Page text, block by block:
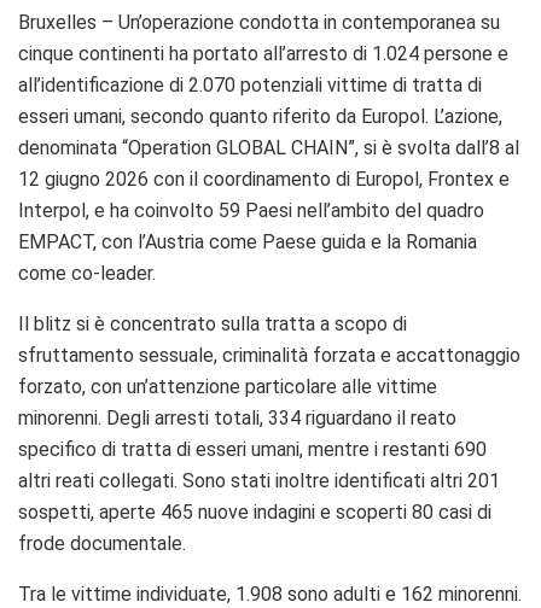
Bruxelles – Un’operazione condotta in contemporanea su
cinque continenti ha portato all’arresto di 1.024 persone e
all’identificazione di 2.070 potenziali vittime di tratta di
esseri umani, secondo quanto riferito da Europol. L’azione,
denominata “Operation GLOBAL CHAIN”, si è svolta dall’8 al
12 giugno 2026 con il coordinamento di Europol, Frontex e
Interpol, e ha coinvolto 59 Paesi nell’ambito del quadro
EMPACT, con l’Austria come Paese guida e la Romania
come co-leader.
Il blitz si è concentrato sulla tratta a scopo di
sfruttamento sessuale, criminalità forzata e accattonaggio
forzato, con un’attenzione particolare alle vittime
minorenni. Degli arresti totali, 334 riguardano il reato
specifico di tratta di esseri umani, mentre i restanti 690
altri reati collegati. Sono stati inoltre identificati altri 201
sospetti, aperte 465 nuove indagini e scoperti 80 casi di
frode documentale.
Tra le vittime individuate, 1.908 sono adulti e 162 minorenni.